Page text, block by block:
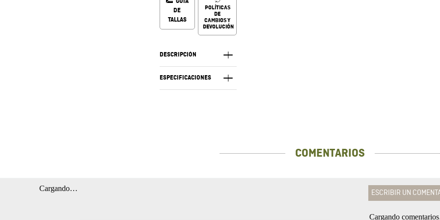
DE
TALLAS
POLÍTICAS
DE
CAMBIOS Y
DEVOLUCIÓN
DESCRIPCIÓN
ESPECIFICACIONES
COMENTARIOS
Cargando… ESCRIBIR UN
Cargando